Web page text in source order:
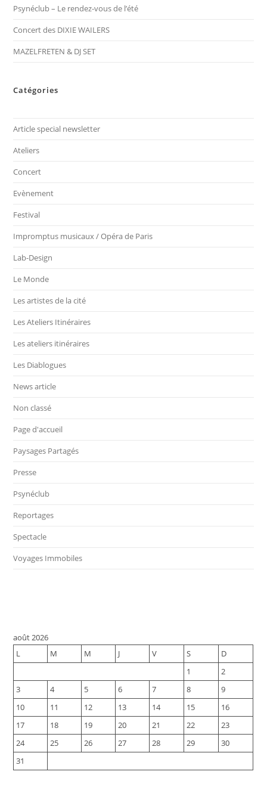
Psynéclub – Le rendez-vous de l’été
Concert des DIXIE WAILERS
MAZELFRETEN & DJ SET
Catégories
Article special newsletter
Ateliers
Concert
Evènement
Festival
Impromptus musicaux / Opéra de Paris
Lab-Design
Le Monde
Les artistes de la cité
Les Ateliers Itinéraires
Les ateliers itinéraires
Les Diablogues
News article
Non classé
Page d'accueil
Paysages Partagés
Presse
Psynéclub
Reportages
Spectacle
Voyages Immobiles
août 2026
L
M M J V S
D
1
2
3
4 5 6 7 8
9
10
11 12 13 14 15
16
17
18 19 20 21 22
23
24
25 26 27 28 29
30
31